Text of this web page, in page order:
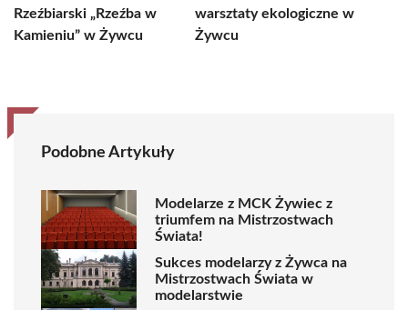
Rzeźbiarski „Rzeźba w
Kamieniu” w Żywcu
warsztaty ekologiczne w
Żywcu
Podobne Artykuły
Modelarze z MCK Żywiec z
triumfem na Mistrzostwach
Świata!
Sukces modelarzy z Żywca na
Mistrzostwach Świata w
modelarstwie